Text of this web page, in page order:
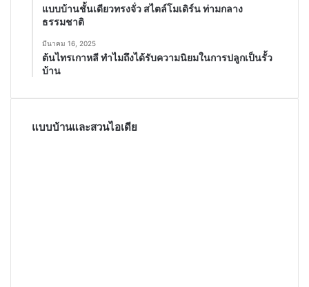
แบบบ้านชั้นเดียวทรงจั่ว สไตล์โมเดิร์น ท่ามกลาง
ธรรมชาติ
มีนาคม 16, 2025
ต้นไทรเกาหลี ทำไมถึงได้รับความนิยมในการปลูกเป็นรั้ว
บ้าน
แบบบ้านและสวนไอเดีย